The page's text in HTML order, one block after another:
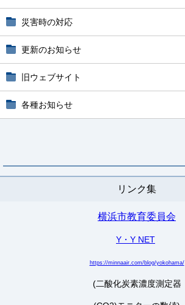
災害時の対応
更新のお知らせ
旧ウェブサイト
各種お知らせ
リンク集
横浜市教育委員会
Y・Y NET
https://minnaair.com/blog/yokohama/
(二酸化炭素濃度測定器